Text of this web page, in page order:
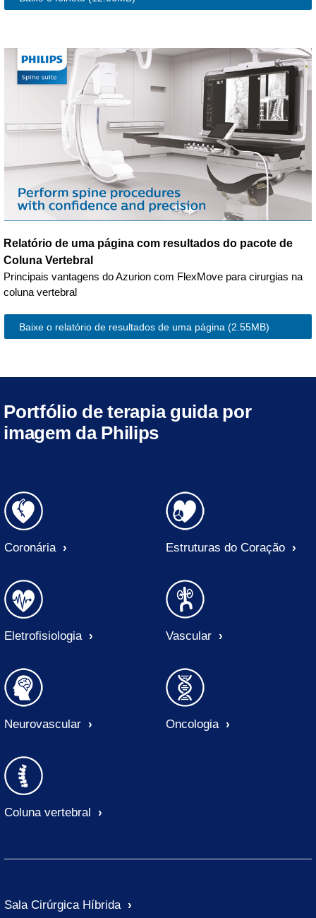
Relatório de uma página com resultados do pacote de
Coluna Vertebral
Principais vantagens do Azurion com FlexMove para cirurgias na
coluna vertebral
Baixe o relatório de resultados de uma página (2.55MB)
Portfólio de terapia guida por
imagem da Philips
Coronária Estruturas do Coração
Eletrofisiologia Vascular
Neurovascular Oncologia
Coluna vertebral
Sala Cirúrgica Híbrida